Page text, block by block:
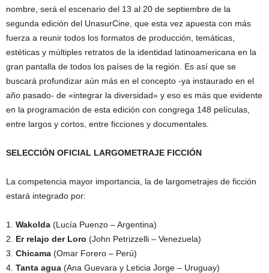
nombre, será el escenario del 13 al 20 de septiembre de la
segunda edición del UnasurCine, que esta vez apuesta con más
fuerza a reunir todos los formatos de producción, temáticas,
estéticas y múltiples retratos de la identidad latinoamericana en la
gran pantalla de todos los países de la región. Es así que se
buscará profundizar aún más en el concepto -ya instaurado en el
año pasado- de «integrar la diversidad» y eso es más que evidente
en la programación de esta edición con congrega 148 películas,
entre largos y cortos, entre ficciones y documentales.
SELECCIÓN OFICIAL LARGOMETRAJE FICCIÓN
La competencia mayor importancia, la de largometrajes de ficción
estará integrado por:
1. Wakolda (Lucía Puenzo – Argentina)
2. Er relajo der Loro (John Petrizzelli – Venezuela)
3. Chicama (Omar Forero – Perú)
4. Tanta agua (Ana Guevara y Leticia Jorge – Uruguay)